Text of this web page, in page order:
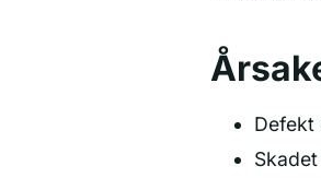
Defekt